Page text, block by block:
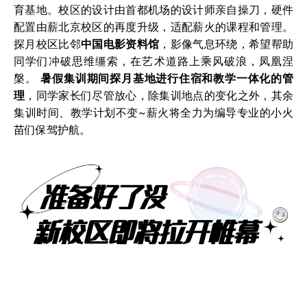
校区本部完成暑假集训，同时校区空置50%教
室用以配合疫情防控要求。
2⃣️编导部全体学员转移至探月基地完成暑假集
训，同时探月基地空置50%教室用以配合疫情
防控要求。
探月基地隶属于北大附中探月学院，是国内著
设计师亲自操刀，硬件配置由薪北京校区的再
度升级，适配薪火的课程和管理。探月校区比
邻中国电影资料馆，影像气息环绕，希望帮助
同学们冲破思维缰索，在艺术道路上乘风破
浪，凤凰涅槃。
暑假集训期间探月基地进行住宿和教学一体化
育基地。校区的设计由首都机场的设计师亲自操刀，硬件
配置由薪北京校区的再度升级，适配薪火的课程和管理。
探月校区比邻中国电影资料馆 ，影像气息环绕，希望帮助
同学们冲破思维缰索，在艺术道路上乘风破浪，凤凰涅
槃。暑假集训期间探月基地进行住宿和教学一体化的管
理 ，同学家长们尽管放心，除集训地点的变化之外，其余
集训时间、教学计划不变~薪火将全力为编导专业的小火
苗们保驾护航。